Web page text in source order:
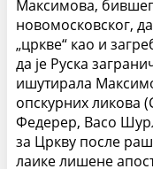
Максимова, бившег
новомосковског, да
„цркве“ као и
да је Руска
ишутирала
опскурних
Федерер, Васо
за Цркву после
лаике лишене